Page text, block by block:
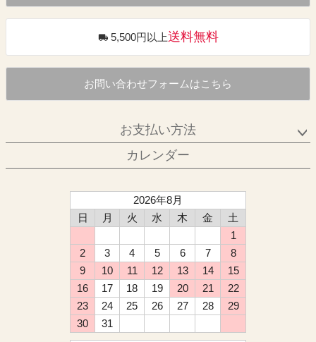
5,500円以上送料無料
お問い合わせフォームはこちら
お支払い方法
カレンダー
2026年8月
日
月 火 水 木 金
土
1
2
3 4 5 6 7
8
9
10 11 12 13 14
15
16
17 18 19 20 21
22
23
24 25 26 27 28
29
30
31